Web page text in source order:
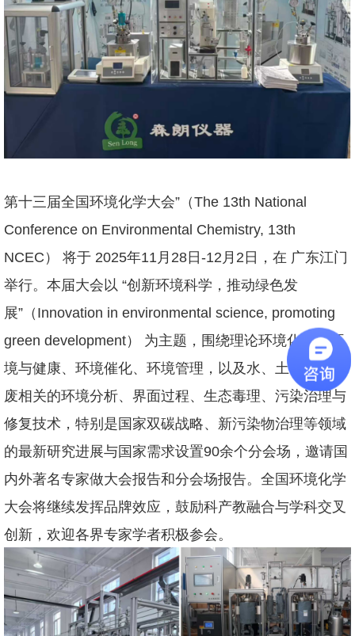
第十三届全国环境化学大会”（The 13th National
Conference on Environmental Chemistry, 13th
NCEC） 将于 2025年11月28日-12月2日，在 广东江门
举行。本届大会以 “创新环境科学，推动绿色发
展”（Innovation in environmental science, promoting
green development） 为主题，围绕理论环境化学、环
境与健康、环境催化、环境管理，以及水、土、气和固
废相关的环境分析、界面过程、生态毒理、污染治理与
修复技术，特别是国家双碳战略、新污染物治理等领域
的最新研究进展与国家需求设置90余个分会场，邀请国
内外著名专家做大会报告和分会场报告。全国环境化学
大会将继续发挥品牌效应，鼓励科产教融合与学科交叉
创新，欢迎各界专家学者积极参会。